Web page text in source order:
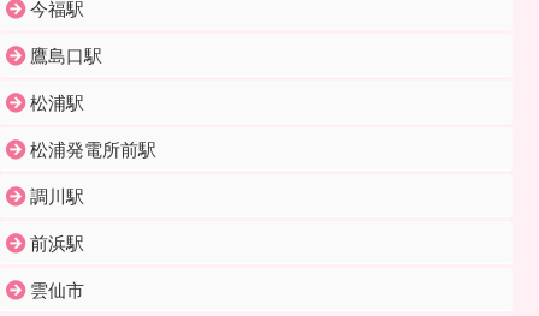
今福駅
鷹島口駅
松浦駅
松浦発電所前駅
調川駅
前浜駅
雲仙市